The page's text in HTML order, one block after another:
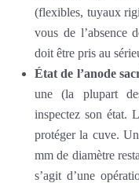
(flexibles, tuyaux
vous de l’absence
doit être pris au
État de l’anode
une (la plupart
inspectez son état.
protéger la cuve.
mm de diamètre
s’agit d’une